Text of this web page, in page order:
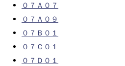
０７Ａ０７
０７Ａ０９
０７Ｂ０１
０７Ｃ０１
０７Ｄ０１